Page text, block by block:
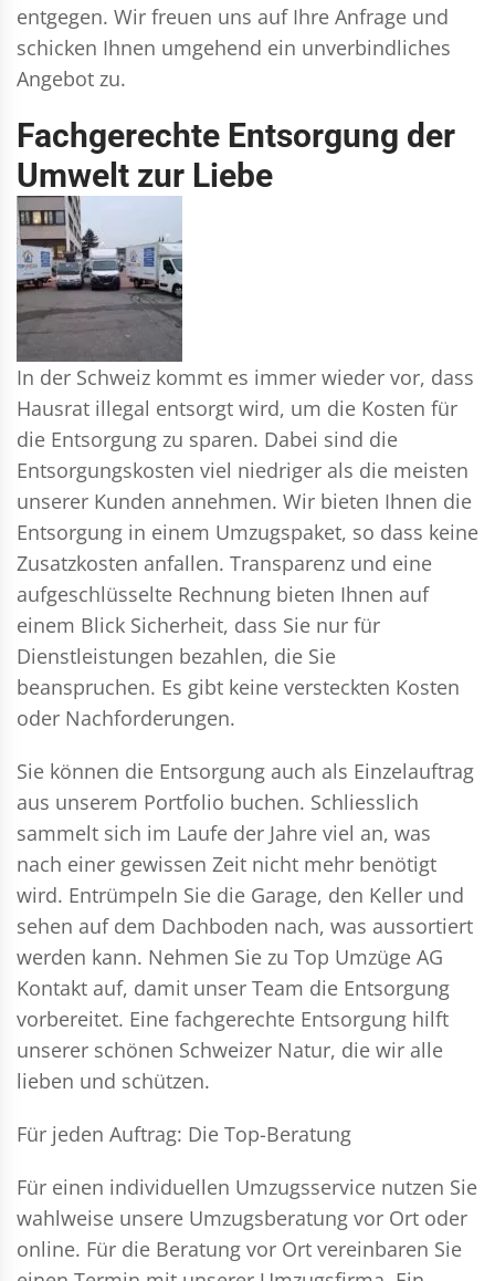
entgegen. Wir freuen uns auf Ihre Anfrage und
schicken Ihnen umgehend ein unverbindliches
Angebot zu.
Fachgerechte Entsorgung der
Umwelt zur Liebe
In der Schweiz kommt es immer wieder vor, dass
Hausrat illegal entsorgt wird, um die Kosten für
die Entsorgung zu sparen. Dabei sind die
Entsorgungskosten viel niedriger als die meisten
unserer Kunden annehmen. Wir bieten Ihnen die
Entsorgung in einem Umzugspaket, so dass keine
Zusatzkosten anfallen. Transparenz und eine
aufgeschlüsselte Rechnung bieten Ihnen auf
einem Blick Sicherheit, dass Sie nur für
Dienstleistungen bezahlen, die Sie
beanspruchen. Es gibt keine versteckten Kosten
oder Nachforderungen.
Sie können die Entsorgung auch als Einzelauftrag
aus unserem Portfolio buchen. Schliesslich
sammelt sich im Laufe der Jahre viel an, was
nach einer gewissen Zeit nicht mehr benötigt
wird. Entrümpeln Sie die Garage, den Keller und
sehen auf dem Dachboden nach, was aussortiert
werden kann. Nehmen Sie zu Top Umzüge AG
Kontakt auf, damit unser Team die Entsorgung
vorbereitet. Eine fachgerechte Entsorgung hilft
unserer schönen Schweizer Natur, die wir alle
lieben und schützen.
Für jeden Auftrag: Die Top-Beratung
Für einen individuellen Umzugsservice nutzen Sie
wahlweise unsere Umzugsberatung vor Ort oder
online. Für die Beratung vor Ort vereinbaren Sie